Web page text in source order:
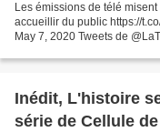
Les émissions de télé
accueillir du public https://
May 7, 2020 Tweets de
Inédit, L'histoire
série de Cellule